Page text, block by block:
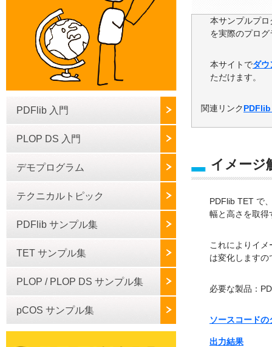
PDFlib 入門
PLOP DS 入門
デモプログラム
テクニカルトピック
PDFlib サンプル集
TET サンプル集
PLOP / PLOP DS サンプル集
pCOS サンプル集
本サンプルプ
を実際のプロ
本サイトでダウ
ただけます。
関連リンク
イメージ
PDFlib TET で
幅と高さを取得
これによりイ
は変化します
必要な製品：
ソースコードの
出力結果